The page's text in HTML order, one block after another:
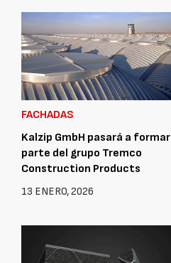
FACHADAS
Kalzip GmbH pasará a formar
parte del grupo Tremco
Construction Products
13 ENERO, 2026